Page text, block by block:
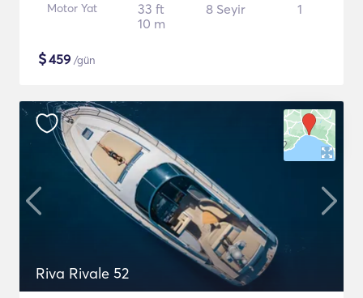
Motor Yat
33 ft
10 m
8 Seyir 1
$459 /gün
Riva Rivale 52